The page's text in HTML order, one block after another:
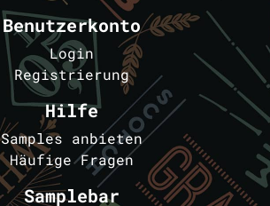
Benutzerkonto
Login
Registrierung
Hilfe
Samples anbieten
Häufige Fragen
Samplebar